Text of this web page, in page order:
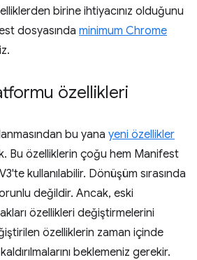
birine ihtiyacınız olduğunu
dosyasında minimum Chrome
özellikleri
bu yana yeni özellikler
Bu özelliklerin çoğu hem Manifest
kullanılabilir. Dönüşüm sırasında
değildir. Ancak, eski
özellikleri değiştirmelerini
özelliklerin zaman içinde
beklemeniz gerekir.